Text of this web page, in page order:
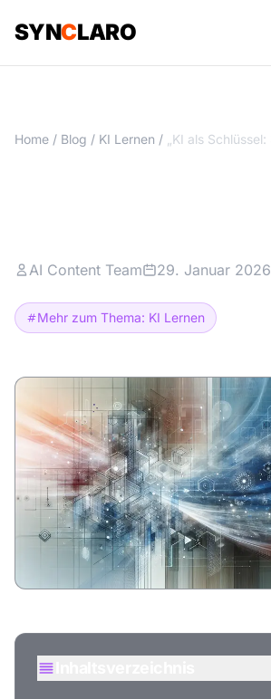
SYNCLARO
Home / Blog / KI Lernen /
AI Content Team 29. Januar 2026
Mehr zum Thema: KI Lernen